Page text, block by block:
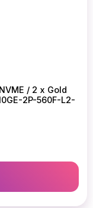
/ 2 x Gold
2P-560F-L2-